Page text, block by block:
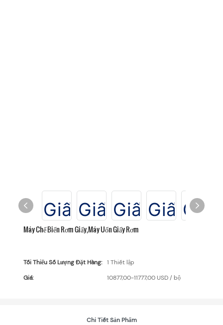
Máy Chế Biến Rơm Giấy,Máy Uốn Giấy Rơm
Tối Thiểu Số Lượng Đặt Hàng:
1 Thiết lập
Giá:
10877,00-11777,00 USD / bộ
Chi Tiết Sản Phẩm